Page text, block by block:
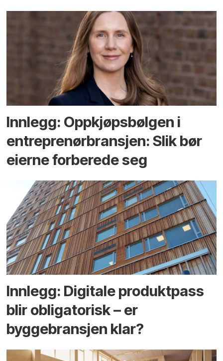
Innlegg: Oppkjøps­bølgen i
entreprenør­bransjen: Slik bør
eierne forberede seg
Innlegg: Digitale produktpass
blir obligatorisk – er
byggebransjen klar?